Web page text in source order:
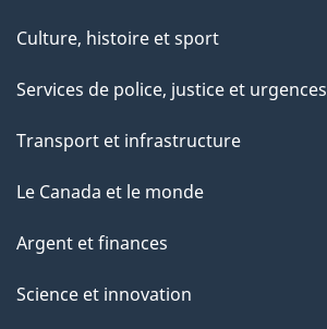
Culture, histoire et sport
Services de police, justice et urgences
Transport et infrastructure
Le Canada et le monde
Argent et finances
Science et innovation